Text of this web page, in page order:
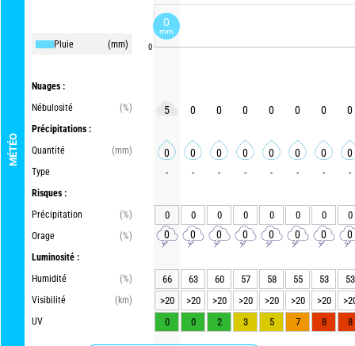
MÉTÉO
Pluie (mm)
Nuages :
Nébulosité
(%)
Précipitations :
Quantité
(mm)
Type
Risques :
Précipitation
(%)
Orage
(%)
Luminosité :
Humidité
(%)
Visibilité
(km)
UV
0
5 0 0 0 0 0 0 0
0 0 0 0 0 0 0 0
- - - - - - - -
0 0 0 0 0 0 0 0
0 0 0 0 0 0 0 0
66 63 60 57 58 55 53
53
>20
>20 >20 >20 >20 >20 >20
0
0 2 3 5 7 8 8
0
mm